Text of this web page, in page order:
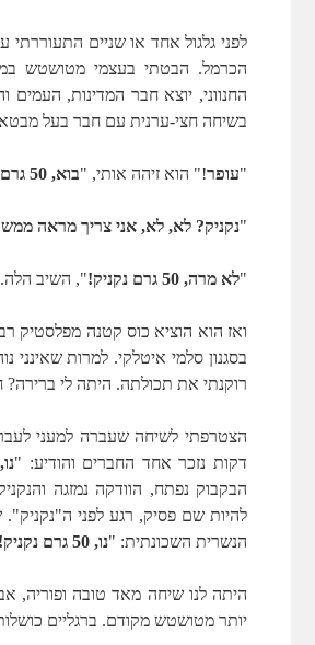
לפני גלגול אחד או שניים
הכרמל. הבטתי בעצמי מטושטש
החנווני, יוצא חבר המדינות,
בשיחה חצי-ערנית עם חבר בעל
"עופר!" הוא זיהה אותי, "בוא, 50 גרם נקניק?
"נקניק? לא, לא, אני צריך מראה
"לא מרה, 50 גרם נקניק! ", השיב הלה.
ואז הוא הוציא כוס קטנה מפלסטיק
בסגנון סלמי איטלקי. למרות
רוקנתי את תכולתה. היתה לי
דקות נזכר אחד החברים והודיע: "נו, 50
הבקבוק נפתח, הוודקה נמזגה
להיות שם פסיק, רגע לפני
הנשרית השכונתית: "נו, 50 גרם נקניק!
היתה לנו שיחה מאד טובה ופוריה,
יותר מטושטש מקודם. ברגליים